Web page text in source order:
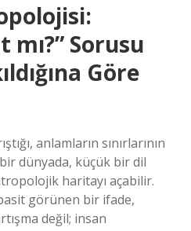
mı?” Sorusu
Göre
anlamların sınırlarının
dünyada, küçük bir dil
haritayı açabilir.
görünen bir ifade,
değil; insan